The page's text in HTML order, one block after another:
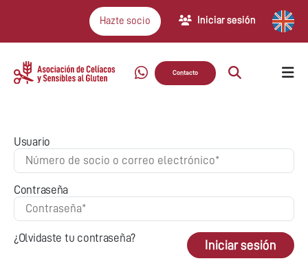
Hazte socio Iniciar sesión
Contacto
Usuario
Contraseña
¿Olvidaste tu contraseña?
Iniciar sesión